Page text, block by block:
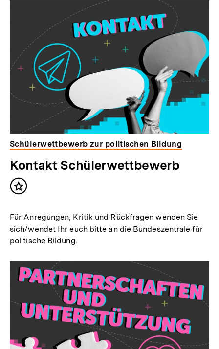
Schülerwettbewerb zur politischen Bildung
Kontakt Schülerwettbewerb
Inhalt
Für Anregungen, Kritik und Rückfragen wenden Sie
sich/wendet Ihr euch bitte an die Bundeszentrale für
politische Bildung.